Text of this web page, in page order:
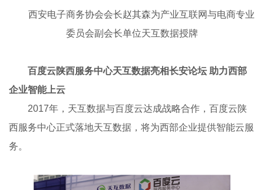
西安电子商务协会会长赵其森为产业互联网与电商专业
委员会副会长单位天互数据授牌
百度云陕西服务中心天互数据亮相长安论坛 助力西部
企业智能上云
2017年，天互数据与百度云达成战略合作，百度云陕
西服务中心正式落地天互数据，将为西部企业提供智能云服
务。